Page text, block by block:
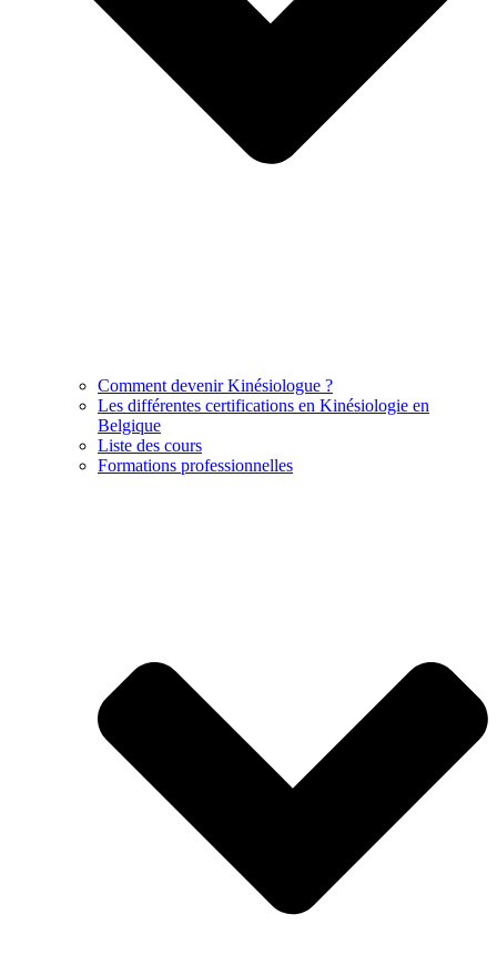
Comment devenir Kinésiologue ?
Les différentes certifications en Kinésiologie en
Belgique
Liste des cours
Formations professionnelles